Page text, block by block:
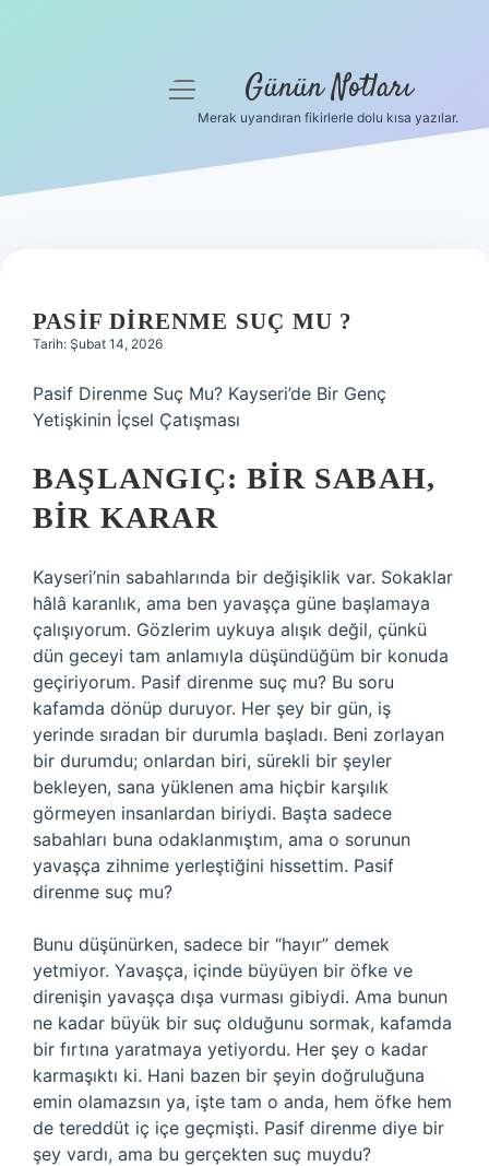
Hakkımızda
menüyü
Günün Notları
Merak uyandıran fikirlerle dolu kısa yazılar.
PASIF DIRENME SUÇ MU ?
Tarih: Şubat 14, 2026
Pasif Direnme Suç Mu? Kayseri’de Bir Genç
Yetişkinin İçsel Çatışması
BAŞLANGIÇ: BIR SABAH,
BIR KARAR
Kayseri’nin sabahlarında bir değişiklik var. Sokaklar
hâlâ karanlık, ama ben yavaşça güne başlamaya
çalışıyorum. Gözlerim uykuya alışık değil, çünkü
dün geceyi tam anlamıyla düşündüğüm bir konuda
geçiriyorum. Pasif direnme suç mu? Bu soru
kafamda dönüp duruyor. Her şey bir gün, iş
yerinde sıradan bir durumla başladı. Beni zorlayan
bir durumdu; onlardan biri, sürekli bir şeyler
bekleyen, sana yüklenen ama hiçbir karşılık
görmeyen insanlardan biriydi. Başta sadece
sabahları buna odaklanmıştım, ama o sorunun
yavaşça zihnime yerleştiğini hissettim. Pasif
direnme suç mu?
Bunu düşünürken, sadece bir “hayır” demek
yetmiyor. Yavaşça, içinde büyüyen bir öfke ve
direnişin yavaşça dışa vurması gibiydi. Ama bunun
ne kadar büyük bir suç olduğunu sormak, kafamda
bir fırtına yaratmaya yetiyordu. Her şey o kadar
karmaşıktı ki. Hani bazen bir şeyin doğruluğuna
emin olamazsın ya, işte tam o anda, hem öfke hem
de tereddüt iç içe geçmişti. Pasif direnme diye bir
şey vardı, ama bu gerçekten suç muydu?